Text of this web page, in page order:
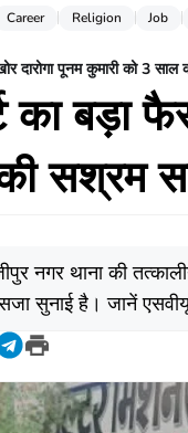
Career Religion Job
दारोगा पूनम कुमारी को 3
का बड़ा
सश्रम
नगर थाना की
सुनाई है। जानें एसवीयू
Telegram
Print